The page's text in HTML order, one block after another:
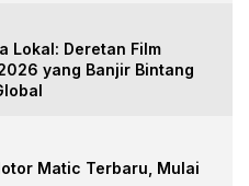
Lokal: Deretan Film
yang Banjir Bintang
Matic Terbaru, Mulai